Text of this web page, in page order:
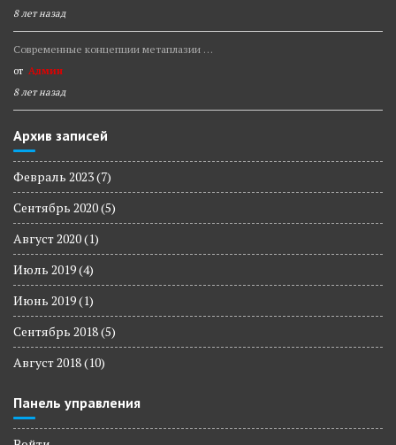
8 лет назад
Современные концепции метаплазии …
от Админ
8 лет назад
Архив записей
Февраль 2023(7)
Сентябрь 2020(5)
Август 2020(1)
Июль 2019(4)
Июнь 2019(1)
Сентябрь 2018(5)
Август 2018(10)
Панель управления